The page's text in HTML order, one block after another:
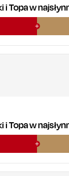
i Topa w
i Topa w